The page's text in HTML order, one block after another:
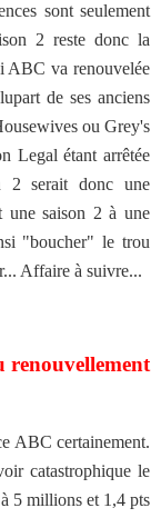
sont seulement
2 reste donc la
ABC va renouvelée
de ses anciens
ou Grey's
Legal étant arrêtée
2 serait donc une
une saison 2 à une
"boucher" le trou
Affaire à suivre...
renouvellement
ABC certainement.
catastrophique le
5 millions et 1,4 pts